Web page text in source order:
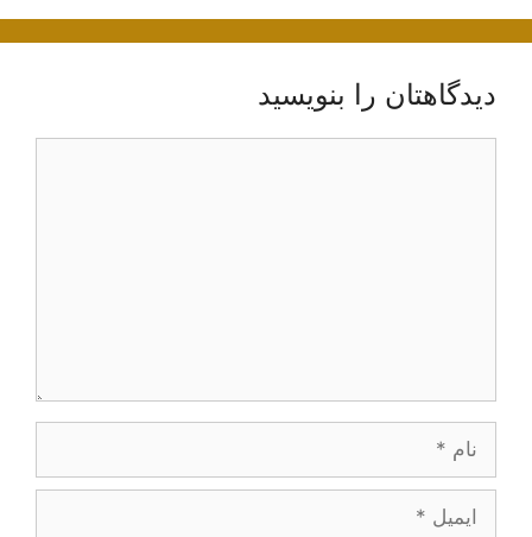
دیدگاهتان را بنویسید
ایمیل